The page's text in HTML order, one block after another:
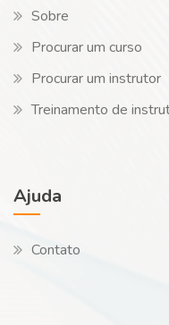
Sobre
Procurar um curso
Procurar um instrutor
Treinamento de
Ajuda
Contato